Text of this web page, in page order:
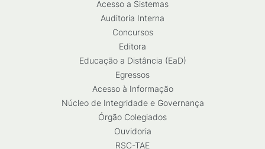
Acesso a Sistemas
Auditoria Interna
Concursos
Editora
Educação a Distância (EaD)
Egressos
Acesso à Informação
Núcleo de Integridade e Governança
Órgão Colegiados
Ouvidoria
RSC-TAE